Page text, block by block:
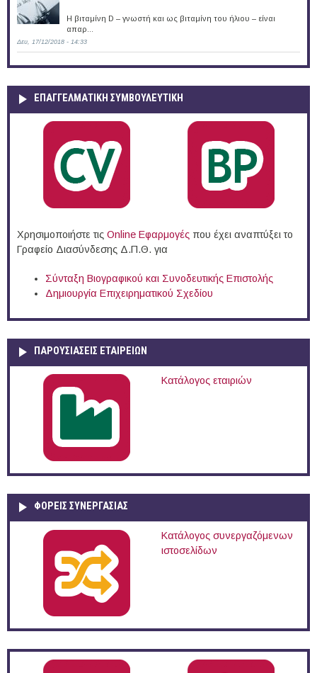
Η βιταμίνη D – γνωστή και ως βιταμίνη του ήλιου – είναι
απαρ...
Δευ, 17/12/2018 - 14:33
ΕΠΑΓΓΕΛΜΑΤΙΚΉ ΣΥΜΒΟΥΛΕΥΤΙΚΉ
Χρησιμοποιήστε τις Online Eφαρμογές που έχει αναπτύξει το
Γραφείο Διασύνδεσης Δ.Π.Θ. για
Σύνταξη Βιογραφικού και Συνοδευτικής Επιστολής
Δημιουργία Επιχειρηματικού Σχεδίου
ΠΑΡΟΥΣΙΆΣΕΙΣ ΕΤΑΙΡΕΙΏΝ
Κατάλογος εταιριών
ΦΟΡΕΙΣ ΣΥΝΕΡΓΑΣΙΑΣ
Κατάλογος συνεργαζόμενων
ιστοσελίδων